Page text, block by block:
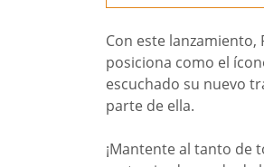
Con este
posiciona como el
escuchado su nuevo
parte de ella.
¡Mantente al tanto de